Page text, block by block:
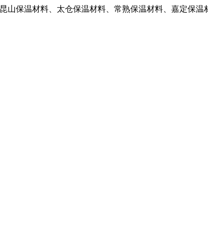
山保温材料、太仓保温材料、常熟保温材料、嘉定保温